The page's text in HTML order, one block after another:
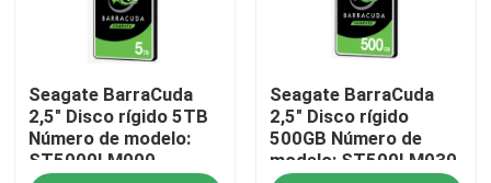
Controle de qualidade
Contacte-nos
Notícias
Seagate BarraCuda
2,5" Disco rígido 5TB
Número de modelo:
ST5000LM000
Seagate BarraCuda
2,5" Disco rígido
500GB Número de
modelo: ST500LM030